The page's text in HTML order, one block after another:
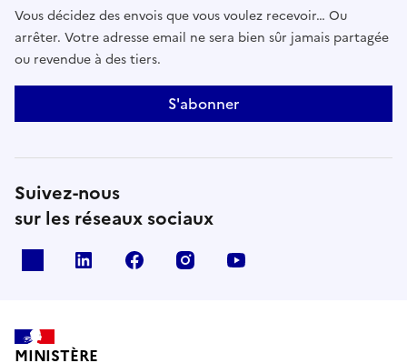
Vous décidez des envois que vous voulez recevoir… Ou
arrêter. Votre adresse email ne sera bien sûr jamais partagée
ou revendue à des tiers.
S'abonner
Suivez-nous
sur les réseaux sociaux
linkedin facebook instagram
MINISTÈRE